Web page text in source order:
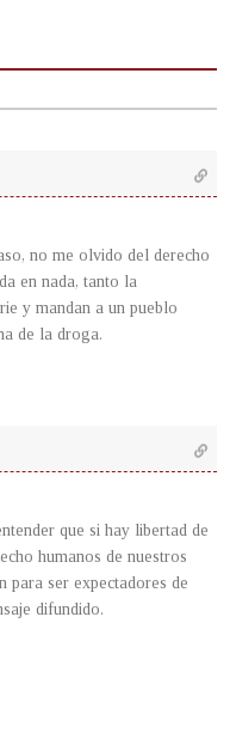
no me olvido del derecho
en nada, tanto la
y mandan a un pueblo
de la droga.
que si hay libertad de
humanos de nuestros
para ser expectadores de
difundido.